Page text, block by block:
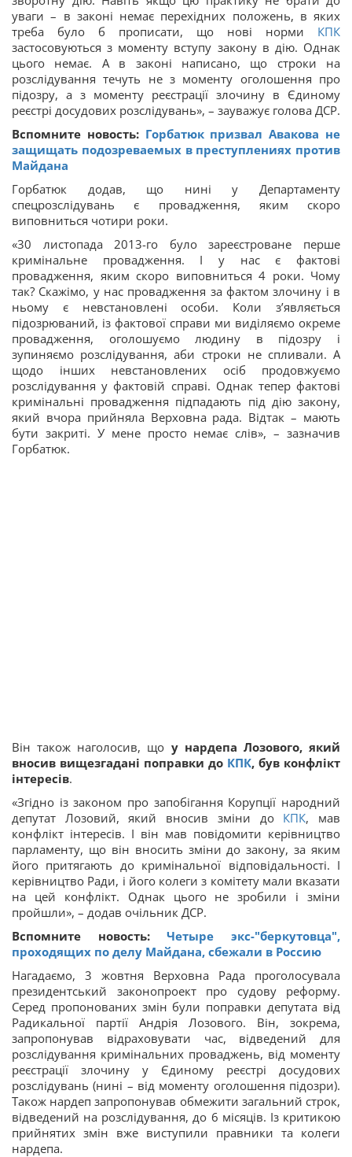
уваги – в законі немає перехідних положень, в яких
треба було б прописати, що нові норми КПК
застосовуються з моменту вступу закону в дію. Однак
цього немає. А в законі написано, що строки на
розслідування течуть не з моменту оголошення про
підозру, а з моменту реєстрації злочину в Єдиному
реєстрі досудових розслідувань», – зауважує голова ДСР.
Вспомните новость: Горбатюк призвал Авакова не
защищать подозреваемых в преступлениях против
Майдана
Горбатюк додав, що нині у Департаменту
спецрозслідувань є провадження, яким скоро
виповниться чотири роки.
«30 листопада 2013-го було зареєстроване перше
кримінальне провадження. І у нас є фактові
провадження, яким скоро виповниться 4 роки. Чому
так? Скажімо, у нас провадження за фактом злочину і в
ньому є невстановлені особи. Коли з’являється
підозрюваний, із фактової справи ми виділяємо окреме
провадження, оголошуємо людину в підозру і
зупиняємо розслідування, аби строки не спливали. А
щодо інших невстановлених осіб продовжуємо
розслідування у фактовій справі. Однак тепер фактові
кримінальні провадження підпадають під дію закону,
який вчора прийняла Верховна рада. Відтак – мають
бути закриті. У мене просто немає слів», – зазначив
Горбатюк.
Він також наголосив, що у нардепа Лозового, який
вносив вищезгадані поправки до КПК, був конфлікт
інтересів.
«Згідно із законом про запобігання Корупції народний
депутат Лозовий, який вносив зміни до КПК, мав
конфлікт інтересів. І він мав повідомити керівництво
парламенту, що він вносить зміни до закону, за яким
його притягають до кримінальної відповідальності. І
керівництво Ради, і його колеги з комітету мали вказати
на цей конфлікт. Однак цього не зробили і зміни
пройшли», – додав очільник ДСР.
Вспомните новость:Четыре экс-"беркутовца",
проходящих по делу Майдана, сбежали в Россию
Нагадаємо, 3 жовтня Верховна Рада проголосувала
президентський законопроект про судову реформу.
Серед пропонованих змін були поправки депутата від
Радикальної партії Андрія Лозового. Він, зокрема,
запропонував відраховувати час, відведений для
розслідування кримінальних проваджень, від моменту
реєстрації злочину у Єдиному реєстрі досудових
розслідувань (нині – від моменту оголошення підозри).
Також нардеп запропонував обмежити загальний строк,
відведений на розслідування, до 6 місяців. Із критикою
прийнятих змін вже виступили правники та колеги
нардепа.